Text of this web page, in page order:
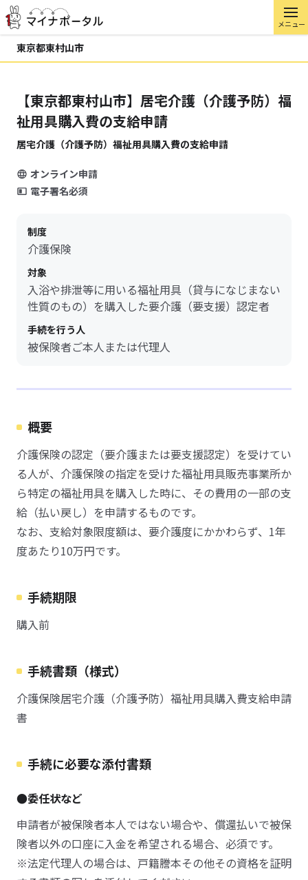
メニュー
東京都東村山市
【東京都東村山市】居宅介護（介護予防）福
祉用具購入費の支給申請
居宅介護（介護予防）福祉用具購入費の支給申請
オンライン申請
電子署名必須
制度
介護保険
対象
入浴や排泄等に用いる福祉用具（貸与になじまない
性質のもの）を購入した要介護（要支援）認定者
手続を行う人
被保険者ご本人または代理人
概要
介護保険の認定（要介護または要支援認定）を受けてい
る人が、介護保険の指定を受けた福祉用具販売事業所か
ら特定の福祉用具を購入した時に、その費用の一部の支
給（払い戻し）を申請するものです。
なお、支給対象限度額は、要介護度にかかわらず、1年
度あたり10万円です。
手続期限
購入前
手続書類（様式）
介護保険居宅介護（介護予防）福祉用具購入費支給申請
書
手続に必要な添付書類
●委任状など
申請者が被保険者本人ではない場合や、償還払いで被保
険者以外の口座に入金を希望される場合、必須です。
※法定代理人の場合は、戸籍謄本その他その資格を証明